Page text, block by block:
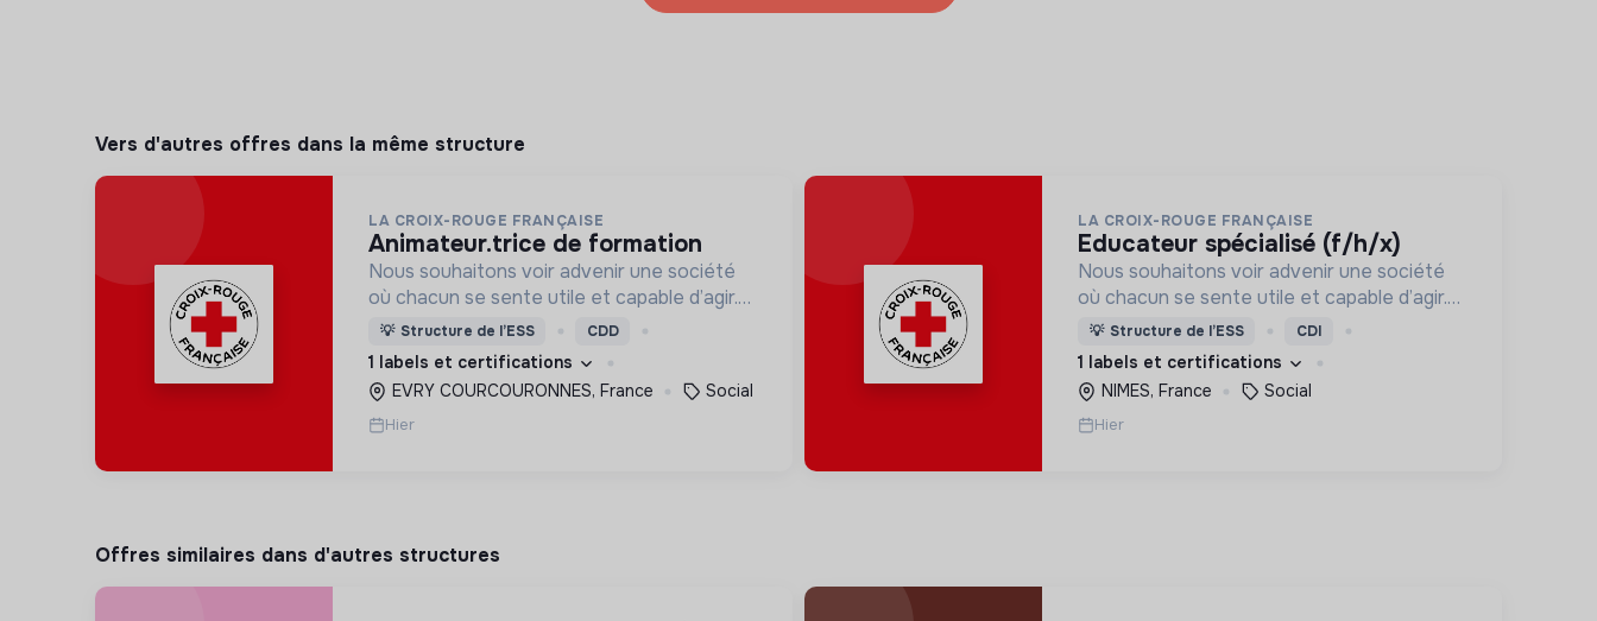
Vers d'autres offres dans la même structure
LA CROIX-ROUGE FRANÇAISE
animateur.trice de formation
Nous souhaitons voir advenir une société
où chacun se sente utile et capable d’agir.
Pour cela, nous proposons des moyens et
des lieux d’engagement innovants et
adaptés à tous.
💡 Structure de l’ESS CDD
1 labels et certifications
EVRY COURCOURONNES, France
Social
Hier
LA CROIX-ROUGE FRANÇAISE
educateur spécialisé (f/h/x)
Nous souhaitons voir advenir une société
où chacun se sente utile et capable d’agir.
Pour cela, nous proposons des moyens et
des lieux d’engagement innovants et
adaptés à tous.
💡 Structure de l’ESS CDI
1 labels et certifications
NIMES, France
Social
Hier
Offres similaires dans d'autres structures